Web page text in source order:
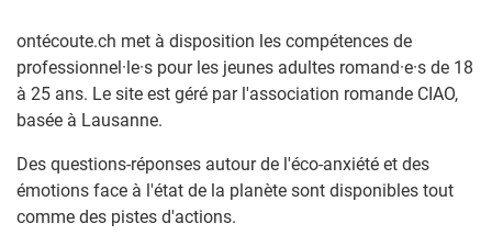
ontécoute.ch met à disposition les compétences de
professionnel·le·s pour les jeunes adultes romand·e·s de 18
à 25 ans. Le site est géré par l'association romande CIAO,
basée à Lausanne.
Des questions-réponses autour de l'éco-anxiété et des
émotions face à l'état de la planète sont disponibles tout
comme des pistes d'actions.